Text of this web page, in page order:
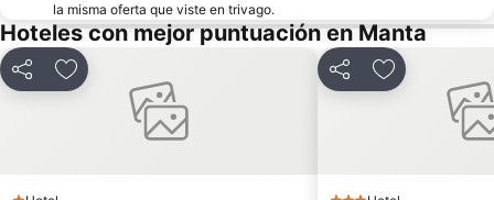
la misma oferta que viste en trivago.
Hoteles con mejor puntuación en Manta
CompartirAgregar a favoritos CompartirAgregar a